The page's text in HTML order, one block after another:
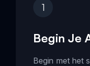
1
Begin Je
Begin met het